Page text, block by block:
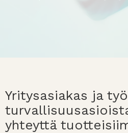
Yritysasiakas ja
yhteyttä